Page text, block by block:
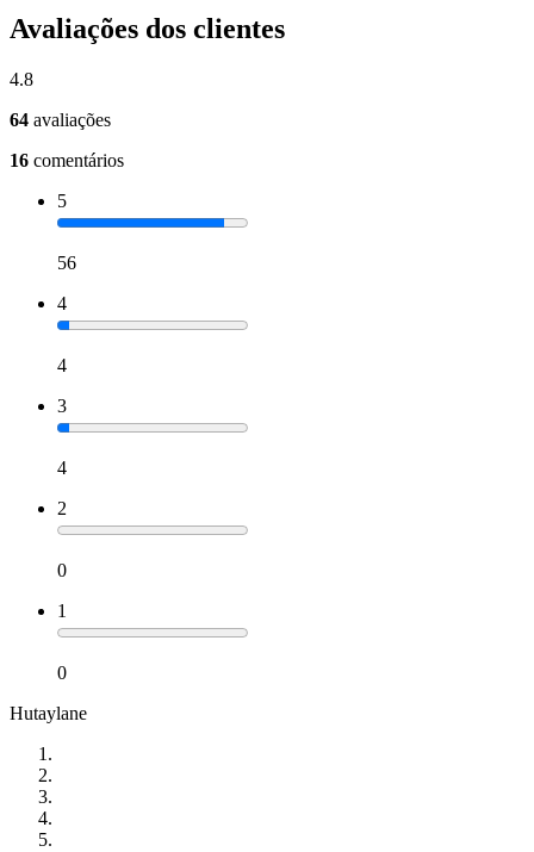
Avaliações dos clientes
4.8
64 avaliações
16 comentários
5
56
4
4
3
4
2
0
1
0
Hutaylane